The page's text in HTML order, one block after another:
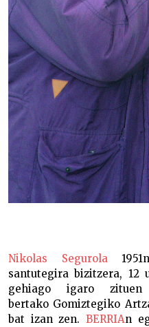
Nikolas Segurola
santutegira bizitzera,
gehiago igaro
bertako Gomiztegiko
bat izan zen. BERRIAn